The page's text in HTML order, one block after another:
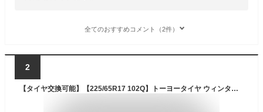
全てのおすすめコメント（2件）
2
【タイヤ交換可能】【225/65R17 102Q】トーヨータイヤ ウィンタートランパス TX スタッドレスタイヤ単品4本セット | 17インチ タイヤ スタッドレスタイヤ スタッドレスタイヤ4本 冬タイヤ 冬用タイヤ タイヤ4本 エクストレイル t31 ハリアー